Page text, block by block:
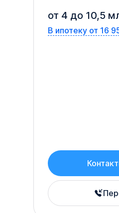
от 4 до 10,5
В ипотеку от 16